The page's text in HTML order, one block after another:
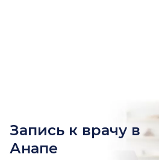
Запись к врачу в
Анапе